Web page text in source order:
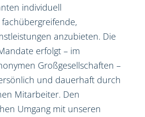
individuell
anzubieten. Die
erfolgt – im
Großgesellschaften –
und dauerhaft durch
Mitarbeiter. Den
Umgang mit unseren